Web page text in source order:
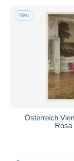
Neu
Österreich
Rosa